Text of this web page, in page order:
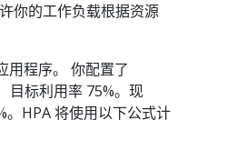
你的工作负载根据资源
用程序。 你配置了
目标利用率 75%。现
。HPA 将使用以下公式计